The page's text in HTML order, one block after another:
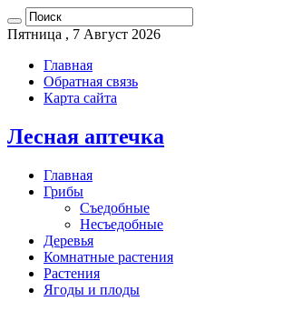
Пятница , 7 Август 2026
Главная
Обратная связь
Карта сайта
Лесная аптечка
Главная
Грибы
Съедобные
Несъедобные
Деревья
Комнатные растения
Растения
Ягоды и плоды